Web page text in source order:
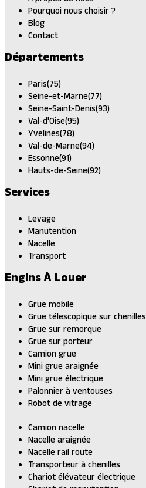
Pourquoi nous choisir ?
Blog
Contact
Départements
Paris(75)
Seine-et-Marne(77)
Seine-Saint-Denis(93)
Val-d'Oise(95)
Yvelines(78)
Val-de-Marne(94)
Essonne(91)
Hauts-de-Seine(92)
Services
Levage
Manutention
Nacelle
Transport
Engins À Louer
Grue mobile
Grue télescopique sur chenilles
Grue sur remorque
Grue sur porteur
Camion grue
Mini grue araignée
Mini grue électrique
Palonnier à ventouses
Robot de vitrage
Camion nacelle
Nacelle araignée
Nacelle rail route
Transporteur à chenilles
Chariot élévateur électrique